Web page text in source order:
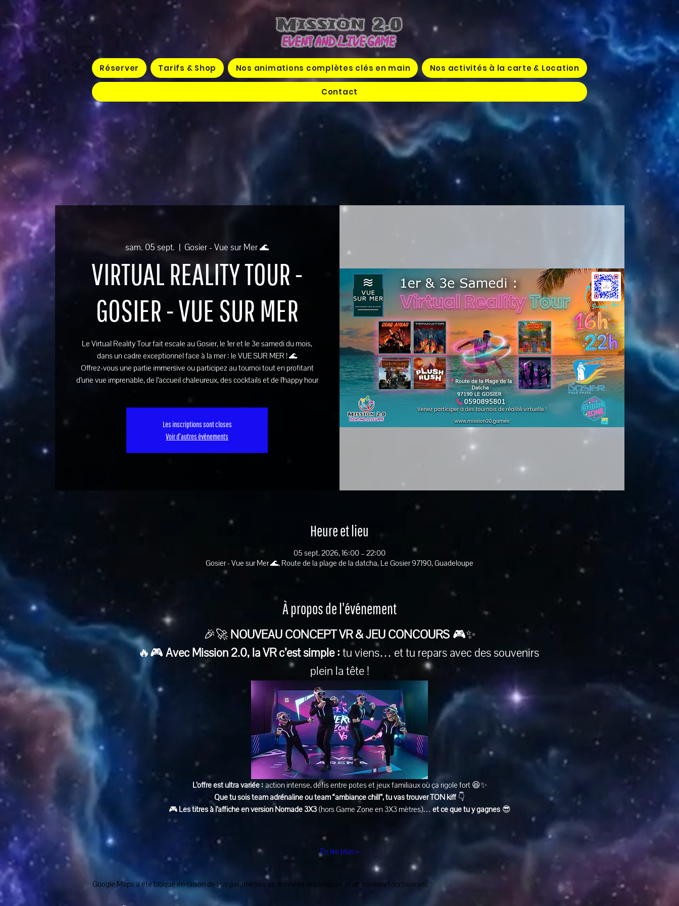
Réserver Tarifs & Shop Nos animations complètes clés en main Nos activités à la carte & Location
Contact
sam. 05 sept.
  |
Gosier - Vue sur Mer 🌊
VIRTUAL REALITY TOUR -
GOSIER - VUE SUR MER
Le Virtual Reality Tour fait escale au Gosier, le 1er et le 3e samedi du mois,
dans un cadre exceptionnel face à la mer : le VUE SUR MER ! 🌊
Offrez-vous une partie immersive ou participez au tournoi tout en profitant
d’une vue imprenable, de l’accueil chaleureux, des cocktails et de l’happy hour
Les inscriptions sont closes
Voir d'autres événements
Heure et lieu
05 sept. 2026, 16:00 – 22:00
Gosier - Vue sur Mer 🌊, Route de la plage de la datcha, Le Gosier 97190, Guadeloupe
À propos de l'événement
🎉🚀 NOUVEAU CONCEPT VR & JEU CONCOURS 🎮✨
🔥🎮 Avec Mission 2.0, la VR c’est simple : tu viens… et tu repars avec des souvenirs
plein la tête !
L’offre est ultra variée : action intense, défis entre potes et jeux familiaux où ça rigole fort 😆✨
Que tu sois team adrénaline ou team “ambiance chill”, tu vas trouver TON kiff 👇
🎮 Les titres à l’affiche en version Nomade 3X3 (hors Game Zone en 3X3 mètres)… et ce que tu y gagnes 😎
En lire plus >
Google Maps a été bloqué en raison de vos paramètres de données analytiques et de cookies fonctionnels.